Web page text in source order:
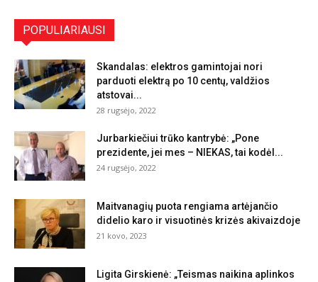
POPULIARIAUSI
Skandalas: elektros gamintojai nori
parduoti elektrą po 10 centų, valdžios
atstovai...
28 rugsėjo, 2022
Jurbarkiečiui trūko kantrybė: „Pone
prezidente, jei mes – NIEKAS, tai kodėl...
24 rugsėjo, 2022
Maitvanagių puota rengiama artėjančio
didelio karo ir visuotinės krizės akivaizdoje
21 kovo, 2023
Ligita Girskienė: „Teismas naikina aplinkos